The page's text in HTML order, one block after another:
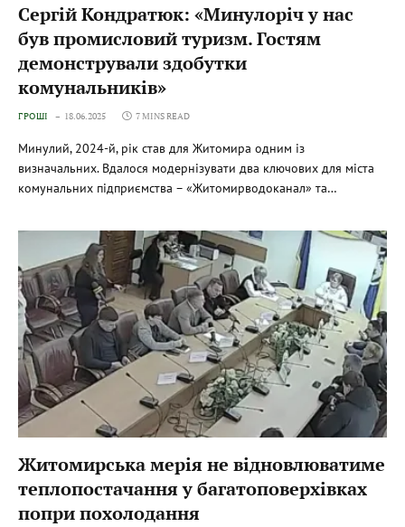
Сергій Кондратюк: «Минулоріч у нас
був промисловий туризм. Гостям
демонстрували здобутки
комунальників»
ГРОШІ 18.06.2025 7 MINS READ
Минулий, 2024-й, рік став для Житомира одним із
визначальних. Вдалося модернізувати два ключових для міста
комунальних підприємства – «Житомирводоканал» та…
Житомирська мерія не відновлюватиме
теплопостачання у багатоповерхівках
попри похолодання